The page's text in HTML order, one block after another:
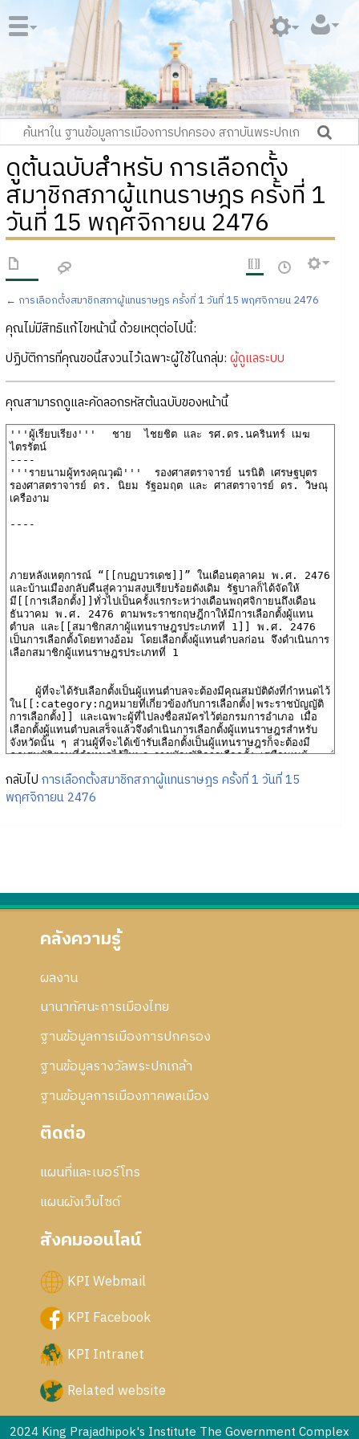
ดูต้นฉบับสำหรับ การเลือกตั้ง
สมาชิกสภาผู้แทนราษฎร ครั้งที่ 1
วันที่ 15 พฤศจิกายน 2476
← การเลือกตั้งสมาชิกสภาผู้แทนราษฎร ครั้งที่ 1 วันที่ 15 พฤศจิกายน 2476
คุณไม่มีสิทธิแก้ไขหน้านี้ ด้วยเหตุต่อไปนี้:
ปฏิบัติการที่คุณขอนี้สงวนไว้เฉพาะผู้ใช้ในกลุ่ม: ผู้ดูแลระบบ
คุณสามารถดูและคัดลอกรหัสต้นฉบับของหน้านี้
กลับไป การเลือกตั้งสมาชิกสภาผู้แทนราษฎร ครั้งที่ 1 วันที่ 15
พฤศจิกายน 2476
คลังความรู้
ผลงาน
นานาทัศนะการเมืองไทย
ฐานข้อมูลการเมืองการปกครอง
ฐานข้อมูลรางวัลพระปกเกล้า
ฐานข้อมูลการเมืองภาคพลเมือง
ติดต่อ
แผนที่และเบอร์โทร
แผนผังเว็บไซด์
สังคมออนไลน์
KPI Webmail
KPI Facebook
KPI Intranet
Related website
2024 King Prajadhipok's Institute The Government Complex